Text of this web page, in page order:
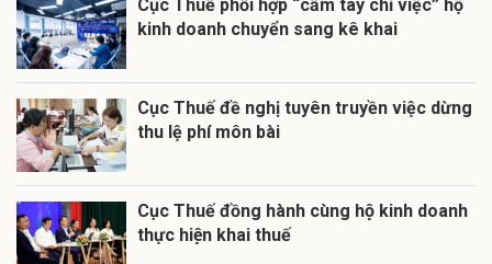
Cục Thuế phối hợp “cầm tay chỉ việc” hộ
kinh doanh chuyển sang kê khai
Cục Thuế đề nghị tuyên truyền việc dừng
thu lệ phí môn bài
Cục Thuế đồng hành cùng hộ kinh doanh
thực hiện khai thuế